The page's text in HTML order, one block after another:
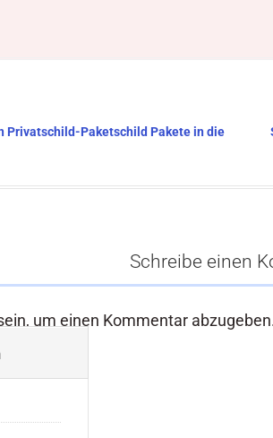
Privatschild-Paketschild Pakete in die
Schreibe einen
um einen Kommentar